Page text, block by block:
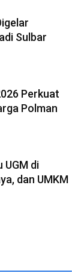
Sulbar
Perkuat
Polman
UGM di
dan UMKM